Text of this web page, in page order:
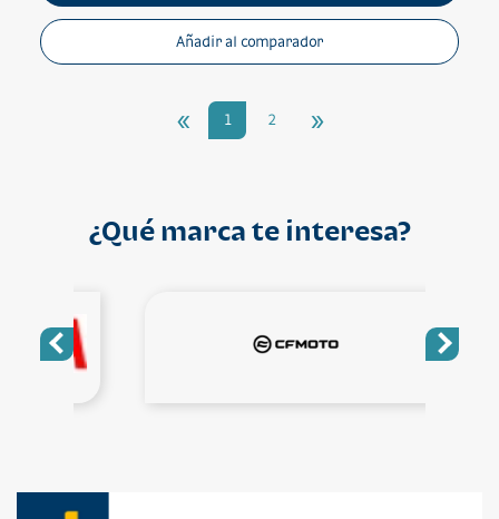
Añadir al comparador
« 1 2 »
¿Qué marca te interesa?